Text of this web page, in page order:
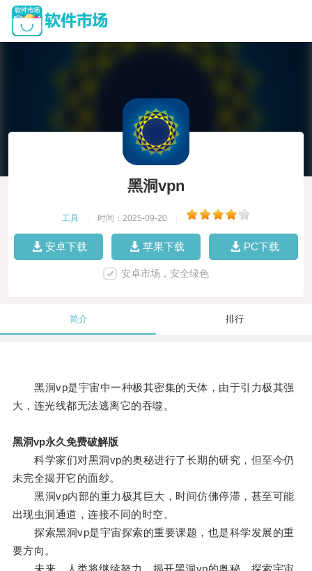
黑洞vpn
工具 时间：2025-09-20
安卓下载 苹果下载 PC下载
安卓市场，安全绿色
简介 排行
黑洞vp是宇宙中一种极其密集的天体，由于引力极其强
大，连光线都无法逃离它的吞噬。
黑洞vp永久免费破解版
科学家们对黑洞vp的奥秘进行了长期的研究，但至今仍
未完全揭开它的面纱。
黑洞vp内部的重力极其巨大，时间仿佛停滞，甚至可能
出现虫洞通道，连接不同的时空。
探索黑洞vp是宇宙探索的重要课题，也是科学发展的重
要方向。